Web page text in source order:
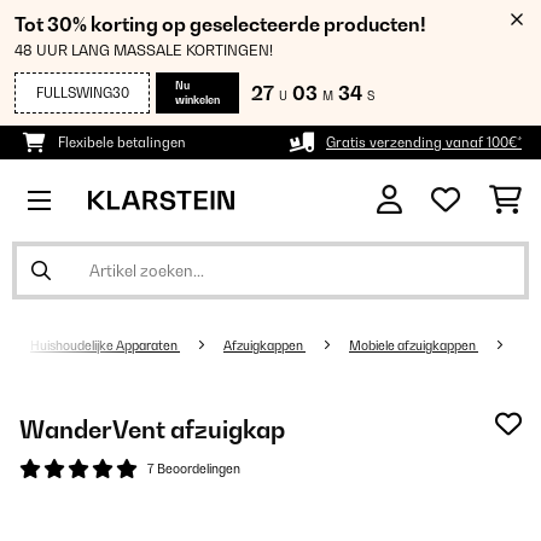
Tot 30% korting op geselecteerde producten!
48 UUR LANG MASSALE KORTINGEN!
FULLSWING30
Nu
winkelen
27 U 03 M 34 S
Flexibele betalingen Gratis verzending vanaf 100€*
Huishoudelijke Apparaten Afzuigkappen Mobiele afzuigkappen
WanderVent afzuigkap
7 Beoordelingen